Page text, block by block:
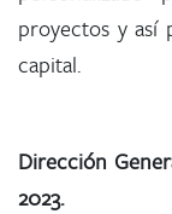
proyectos y así
capital.
Dirección
2023.​​